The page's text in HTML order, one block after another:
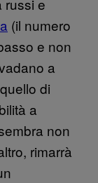
russi e
(il numero
e non
a
di
a
non
rimarrà